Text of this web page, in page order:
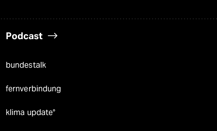
Podcast
bundestalk
fernverbindung
klima update°